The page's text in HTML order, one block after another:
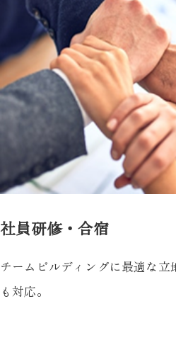
社員研修・合宿
チームビルディングに最適な
も対応。